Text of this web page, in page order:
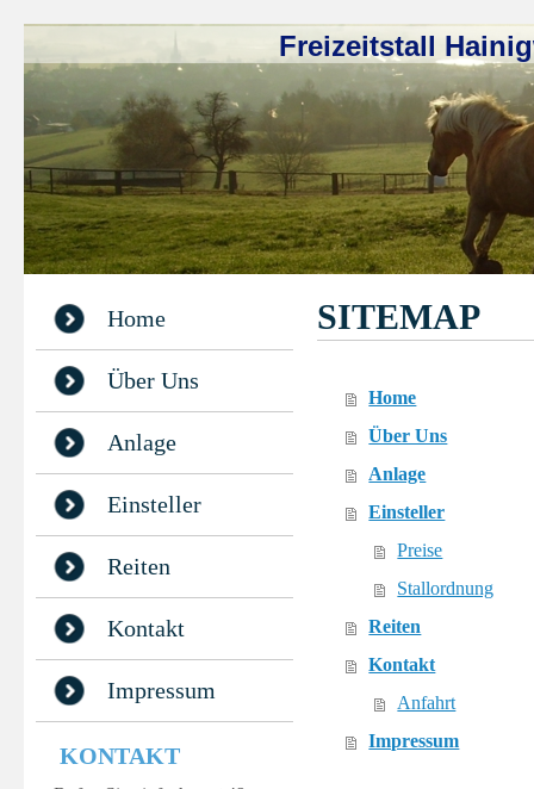
Freizeitstall
Home
Über Uns
Anlage
Einsteller
Reiten
Kontakt
Impressum
KONTAKT
SITEMAP
Home
Über Uns
Anlage
Einsteller
Preise
Stallordnung
Reiten
Kontakt
Anfahrt
Impressum